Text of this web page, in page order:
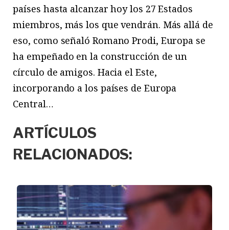
países hasta alcanzar hoy los 27 Estados
miembros, más los que vendrán. Más allá de
eso, como señaló Romano Prodi, Europa se
ha empeñado en la construcción de un
círculo de amigos. Hacia el Este,
incorporando a los países de Europa
Central…
ARTÍCULOS
RELACIONADOS: